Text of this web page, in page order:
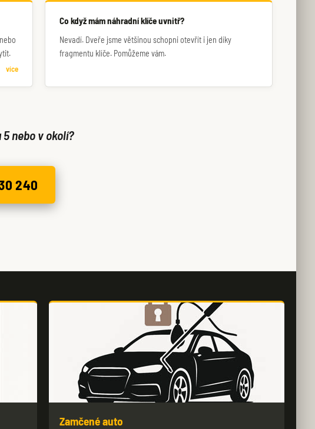
z
více
Co když mám náhradní klíče uvnitř?
Nevadí. Dveře jsme většinou schopni otevřít i jen díky
fragmentu klíče. Pomůžeme vám.
nebo v okolí?
240
Zamčené auto